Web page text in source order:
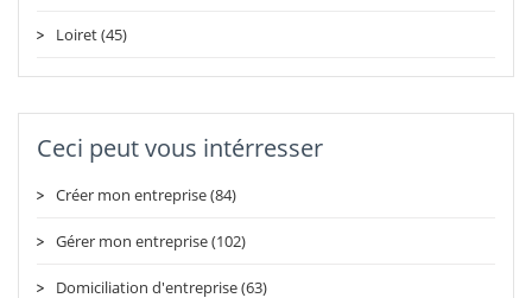
Loiret (45)
Ceci peut vous intérresser
Créer mon entreprise (84)
Gérer mon entreprise (102)
Domiciliation d'entreprise (63)